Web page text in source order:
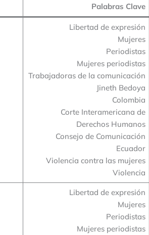
Palabras Clave
Libertad de expresión
Mujeres
Periodistas
Mujeres periodistas
Trabajadoras de la comunicación
Jineth Bedoya
Colombia
Corte Interamericana de
Derechos Humanos
Consejo de Comunicación
Ecuador
Violencia contra las mujeres
Violencia
Libertad de expresión
Mujeres
Periodistas
Mujeres periodistas